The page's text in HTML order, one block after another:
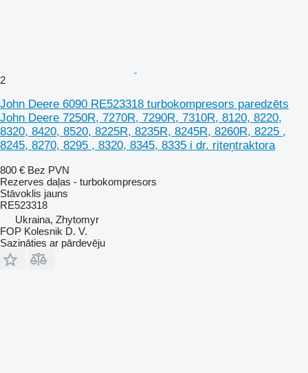
2
John Deere 6090 RE523318 turbokompresors paredzēts
John Deere 7250R, 7270R, 7290R, 7310R, 8120, 8220,
8320, 8420, 8520, 8225R, 8235R, 8245R, 8260R, 8225 ,
8245, 8270, 8295 , 8320, 8345, 8335 i dr. riteņtraktora
800 € Bez PVN
Rezerves daļas - turbokompresors
Stāvoklis jauns
RE523318
Ukraina, Zhytomyr
FOP Kolesnik D. V.
Sazināties ar pārdevēju